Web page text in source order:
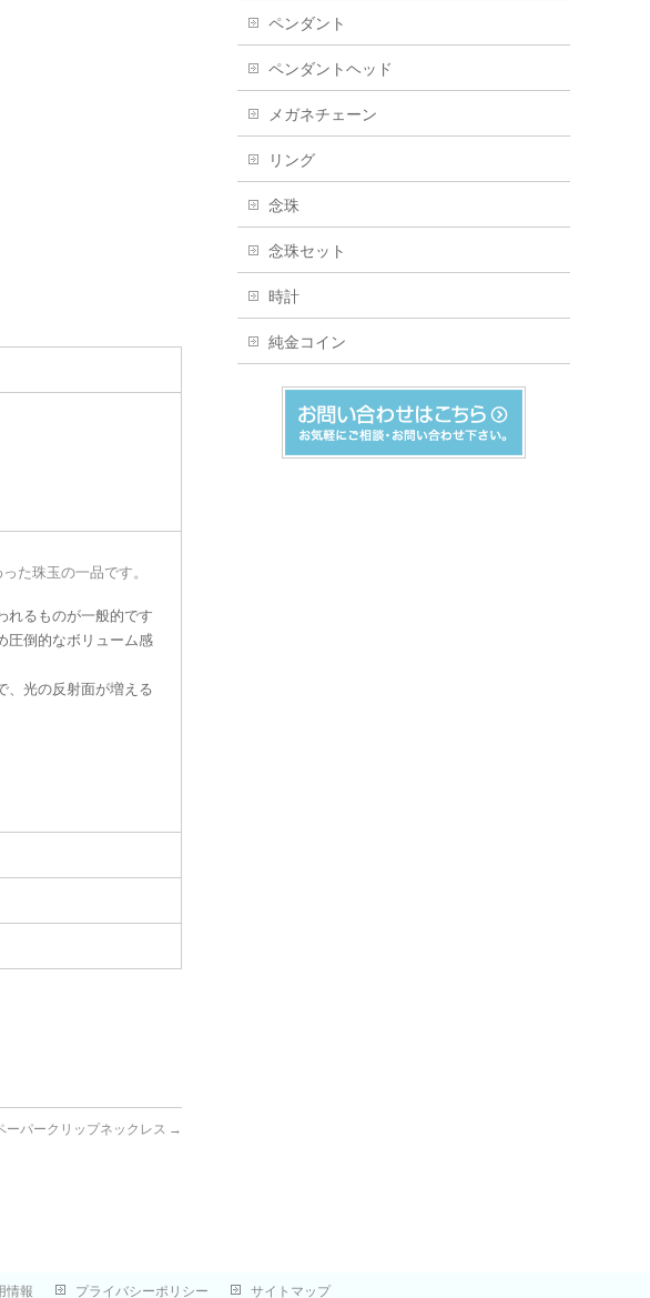
た珠玉の一品です。
れるものが一般的です
圧倒的なボリューム感
、光の反射面が増える
ーパークリップネックレス →
ペンダント
ペンダントヘッド
メガネチェーン
リング
念珠
念珠セット
時計
純金コイン
情報 プライバシーポリシー サイトマップ